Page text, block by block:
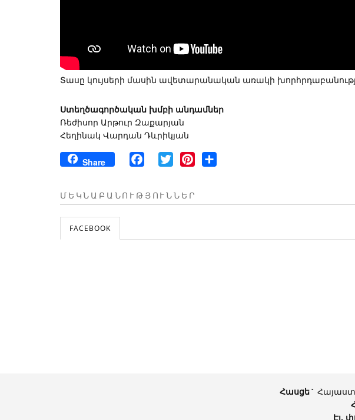
Տասը կույսերի մասին ավետարանական առակի
Ստեղծագործական խմբի անդամներ
Ռեժիսոր Արթուր Զաքարյան
Հեղինակ Վարդան Դևրիկյան
Share FacebookTwitter Pinterest
ՄԵԿՆԱԲԱՆՈՒԹՅՈՒՆՆԵՐ
FACEBOOK
Հասցե`
Էլ.